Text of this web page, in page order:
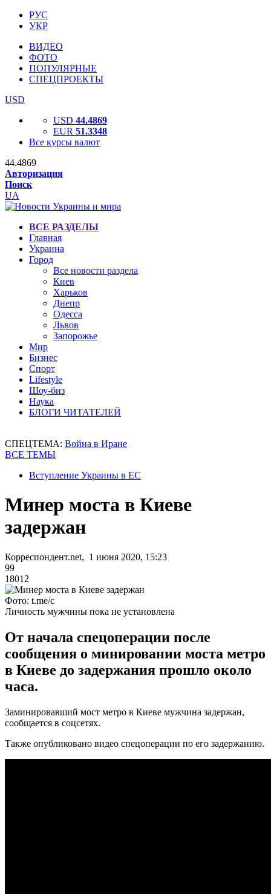
РУС
УКР
ВИДЕО
ФОТО
ПОПУЛЯРНЫЕ
СПЕЦПРОЕКТЫ
USD
USD 44.4869
EUR 51.3348
Все курсы валют
44.4869
Авторизация
Поиск
UA
ВСЕ РАЗДЕЛЫ
Главная
Украина
Город
Все новости раздела
Киев
Харьков
Днепр
Одесса
Львов
Запорожье
Мир
Бизнес
Спорт
Lifestyle
Шоу-биз
Наука
БЛОГИ ЧИТАТЕЛЕЙ
СПЕЦТЕМА: Война в Иране
ВСЕ ТЕМЫ
Вступление Украины в ЕС
Минер моста в Киеве
задержан
Корреспондент.net, 1 июня 2020, 15:23
99
18012
Фото: t.me/c
Личность мужчины пока не установлена
От начала спецоперации после
сообщения о минировании моста метро
в Киеве до задержания прошло около
часа.
Заминировавший мост метро в Киеве мужчина задержан,
сообщается в соцсетях.
Также опубликовано видео спецоперации по его задержанию.